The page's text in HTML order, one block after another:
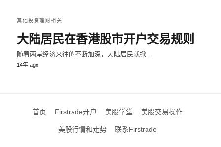
其他投资理财相关
大陆居民在香港股市开户交易规则
随着两岸经济来往的不断加深，大陆居民就掀…
14年 ago
首页 Firstrade开户 美股学堂 美股交易操作
美股行情和走势 联系Firstrade